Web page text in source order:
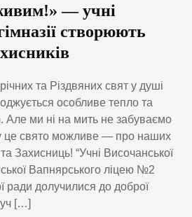
— учні
створюють
та Різдвяних свят у душі
особливе тепло та
Але ми ні на мить не забуваємо
це свято можливе — про наших
Захисниць! “Учні Височанської
Вапнярського ліцею №2
ради долучилися до доброї
[…]